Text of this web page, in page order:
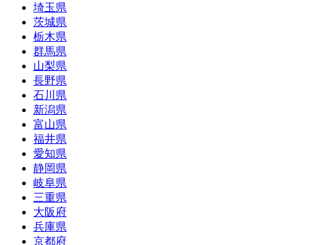
埼玉県
茨城県
栃木県
群馬県
山梨県
長野県
石川県
新潟県
富山県
福井県
愛知県
静岡県
岐阜県
三重県
大阪府
兵庫県
京都府